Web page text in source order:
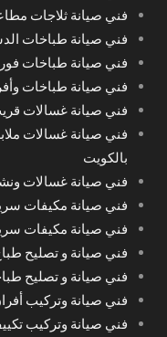
فني صيانة ثلاجات
فني صيانة طباخات
فني صيانة طباخات
فني صيانة طباخات
فني صيانة غسالات
فني صيانة غسالات
بالكويت
فني صيانة غسالات
فني صيانة مكيفات سريع 98548488
فني صيانة مكيفات
فني صيانة و تصليح
فني صيانة و تصليح
فني صيانة وتركيب
فني صيانة وتركيب